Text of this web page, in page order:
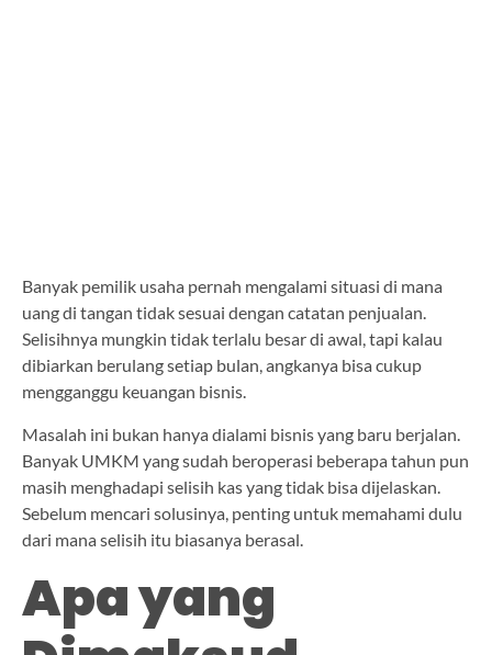
Banyak pemilik usaha pernah mengalami situasi di mana
uang di tangan tidak sesuai dengan catatan penjualan.
Selisihnya mungkin tidak terlalu besar di awal, tapi kalau
dibiarkan berulang setiap bulan, angkanya bisa cukup
mengganggu keuangan bisnis.
Masalah ini bukan hanya dialami bisnis yang baru berjalan.
Banyak UMKM yang sudah beroperasi beberapa tahun pun
masih menghadapi selisih kas yang tidak bisa dijelaskan.
Sebelum mencari solusinya, penting untuk memahami dulu
dari mana selisih itu biasanya berasal.
Apa yang